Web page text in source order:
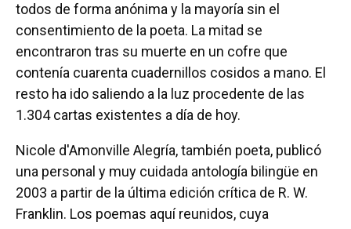
todos de forma anónima y la mayoría sin el
consentimiento de la poeta. La mitad se
encontraron tras su muerte en un cofre que
contenía cuarenta cuadernillos cosidos a mano. El
resto ha ido saliendo a la luz procedente de las
1.304 cartas existentes a día de hoy.
Nicole d'Amonville Alegría, también poeta, publicó
una personal y muy cuidada antología bilingüe en
2003 a partir de la última edición crítica de R. W.
Franklin. Los poemas aquí reunidos, cuya